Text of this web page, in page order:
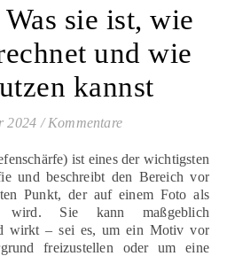
sie ist, wie
und wie
kannst
2024 / Kommentare
und beschreibt den Bereich vor
Punkt, der auf einem Foto als
wird. Sie kann maßgeblich
wirkt – sei es, um ein Motiv vor
freizustellen oder um eine